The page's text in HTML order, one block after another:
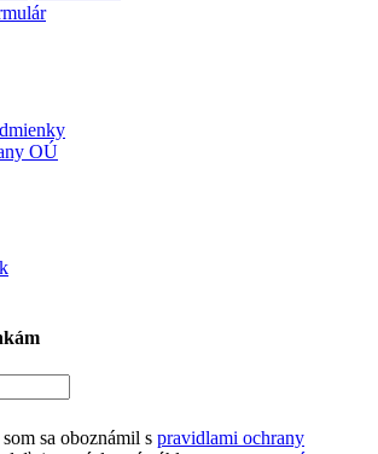
OÚ
sa oboznámil s pravidlami ochrany